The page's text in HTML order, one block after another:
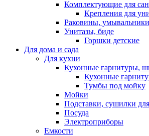
Комплектующие для
Крепления для
Раковины,
Унитазы, биде
Горшки детские
Для дома и сада
Для кухни
Кухонные гарнитуры,
Кухонные
Тумбы под мойку
Мойки
Подставки, сушилки
Посуда
Электроприборы
Емкости